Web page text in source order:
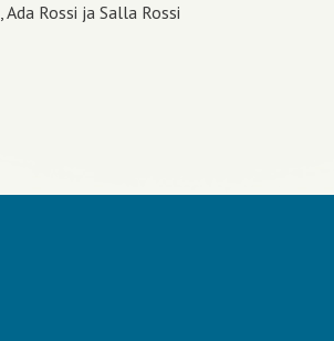
Rossi ja Salla Rossi